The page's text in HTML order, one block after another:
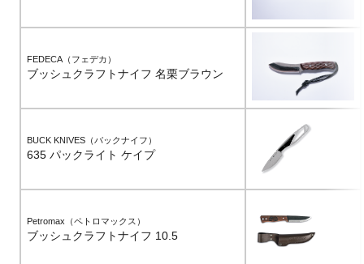
FEDECA（フェデカ）
ブッシュクラフトナイフ 名栗ブラウン
BUCK KNIVES（バックナイフ）
635 パックライト ケイプ
Petromax（ペトロマックス）
ブッシュクラフトナイフ 10.5